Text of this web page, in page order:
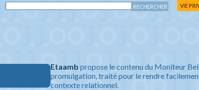
VIE
Etaamb propose le contenu du Moniteur
promulgation, traité pour le rendre
contexte relationnel.